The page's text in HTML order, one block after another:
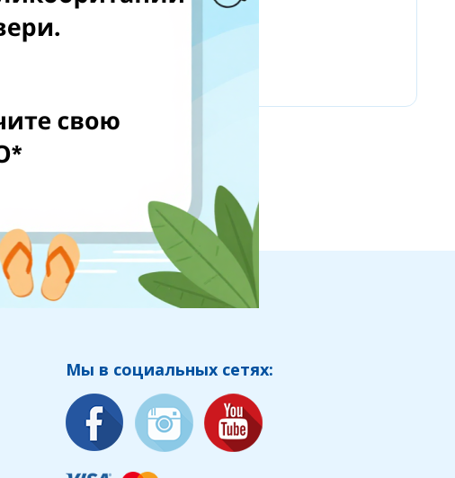
Мы в социальных сетях: